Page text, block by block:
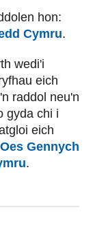
hon:
Cymru.
wedi'i
eich
raddol neu'n
gyda chi i
eich
Oes Gennych
.